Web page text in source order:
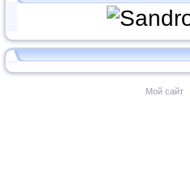
Мой сайт